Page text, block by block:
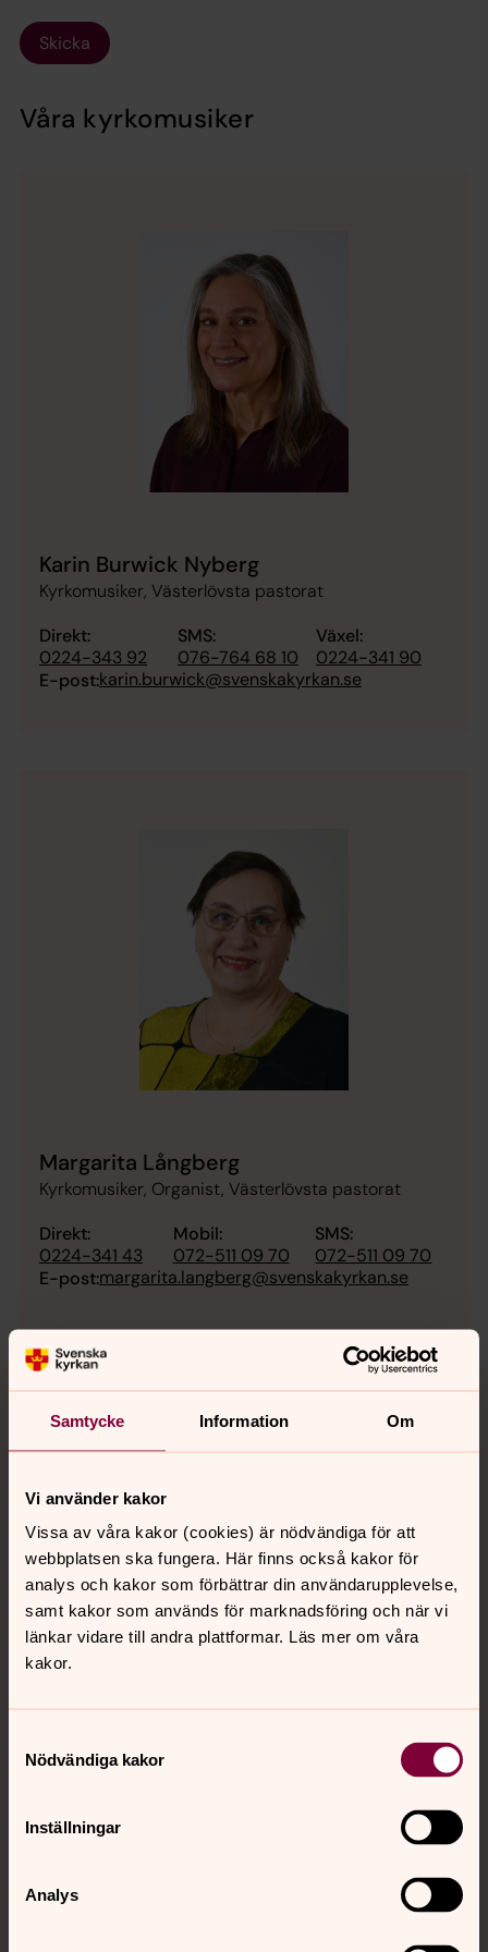
Samtycke Information Om
Vi använder kakor
Vissa av våra kakor (cookies) är nödvändiga för att
webbplatsen ska fungera. Här finns också kakor för
analys och kakor som förbättrar din användarupplevelse,
samt kakor som används för marknadsföring och när vi
länkar vidare till andra plattformar. Läs mer om våra
kakor.
Nödvändiga kakor
Inställningar
Analys
Skicka
Våra kyrkomusiker
Karin Burwick Nyberg
Kyrkomusiker, Västerlövsta pastorat
Direkt:
0224-343 92
SMS:
076-764 68 10
Växel:
0224-341 90
E-post:karin.burwick@svenskakyrkan.se
Margarita Långberg
Kyrkomusiker, Organist, Västerlövsta pastorat
Direkt:
0224-341 43
Mobil:
072-511 09 70
SMS:
072-511 09 70
E-post:margarita.langberg@svenskakyrkan.se
Kommande musikevenemang
Mässa med musik, Rickert Olzon, sång
söndag 16 augusti 2026·10.00 –11.00
Västerlövsta kyrka
Rickert Olzon är inte bara kyrkorådets ordförande,
fd säkerhetsskyddschef och engagerad i
vacker tenorstämma. I denna mässa får vi ta del av
Mässa med musik: Emanuel Burwick,
elgitarr och Josephine Skoglund, sång
Västerlövsta kyrka